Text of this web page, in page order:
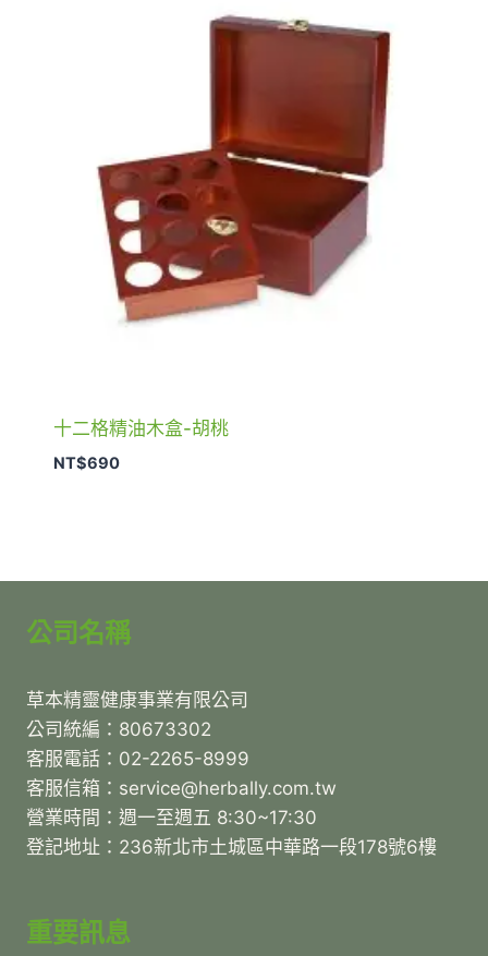
十二格精油木盒-胡桃
NT$690
公司名稱
草本精靈健康事業有限公司
公司統編：80673302
客服電話：02-2265-8999
客服信箱：service@herbally.com.tw
營業時間：週一至週五 8:30~17:30
登記地址：236新北市土城區中華路一段178號6樓
重要訊息